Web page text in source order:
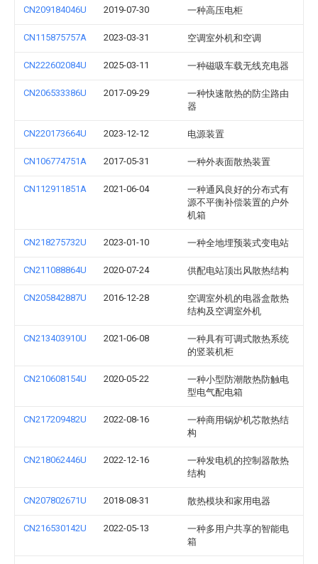
CN209184046U 2019-07-30 一种高压电柜
CN115875757A 2023-03-31 空调室外机和空调
CN222602084U 2025-03-11 一种磁吸车载无线充电器
CN206533386U 2017-09-29
一种快速散热的防尘路由
器
CN220173664U 2023-12-12 电源装置
CN106774751A 2017-05-31 一种外表面散热装置
CN112911851A 2021-06-04
一种通风良好的分布式有
源不平衡补偿装置的户外
机箱
CN218275732U 2023-01-10 一种全地埋预装式变电站
CN211088864U 2020-07-24 供配电站顶出风散热结构
CN205842887U 2016-12-28
空调室外机的电器盒散热
结构及空调室外机
CN213403910U 2021-06-08
一种具有可调式散热系统
的竖装机柜
CN210608154U 2020-05-22
一种小型防潮散热防触电
型电气配电箱
CN217209482U 2022-08-16
一种商用锅炉机芯散热结
构
CN218062446U 2022-12-16
一种发电机的控制器散热
结构
CN207802671U 2018-08-31 散热模块和家用电器
CN216530142U 2022-05-13
一种多用户共享的智能电
箱